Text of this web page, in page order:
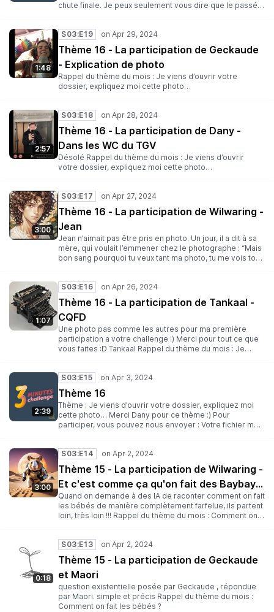
chute finale. Je peux seulement vous dire que le passé
dossier, expliquez moi cette photo…
1:48
S03:E19
Thème 16 - La participation de Geckaude
- Explication de photo
Rappel du thème du mois : Je viens d’ouvrir votre
dossier, expliquez moi cette photo…
2:57
S03:E18
Thème 16 - La participation de Dany -
Dans les WC du TGV
Désolé Rappel du thème du mois : Je viens d’ouvrir
votre dossier, expliquez moi cette photo…
3:00
S03:E17
Thème 16 - La participation de Wilwaring -
Jean
Jean n’aimait pas être pris en photo. Un jour, il a dit à sa
mère, qui voulait l’emmener chez le photographe : “Mais
bon sang pourquoi tu veux tant ma photo, tu me vois tous
vignette et qui a participé au choix de la vignette finale.
“C’était notre petit Prince.”, elle m’a dit. Aujourd’hui il
aurait eu 64 ans. Rappel du thème du mois : Je viens
d’ouvrir votre dossier, expliquez moi cette photo…
1:07
S03:E16
Thème 16 - La participation de Tankaal -
CQFD
Une photo pas comme les autres pour ma première
participation a votre challenge :) Merci pour tout ce que
vous faites :D Tankaal Rappel du thème du mois : Je
2:39
S03:E15
Thème 16
Thème : Je viens d’ouvrir votre dossier, expliquez moi
cette photo… Merci Dany pour ce thème :) Pour
participer, vous pouvez nous envoyer : Votre fichier mp3
Un thème pour un prochain challenge (facultatif) Envoyez
le tout à l’adresse suivante :
3minutes@lesantipods.studio Date limite : 24 avril
Rejoignez-nous : Sur Discord Sur Twitter Sur Mastodon
Sur Twitch Des bisous ! Clegot, Yop et Dan
3:00
S03:E14
Thème 15 - La participation de Wilwaring -
Et c'est comme ça qu'on fait des Baybays
les mexx !
Quand on demande à des IA de raconter comment on fait
les bébés de manière complètement farfelue, ils partent
loin, très loin !!! Rappel du thème du mois : Comment on
0:18
S03:E13
Thème 15 - La participation de Geckaude
et Maori
question existentielle posée par Geckaude , répondue
par Maori. simple et précis Rappel du thème du mois :
Comment on fait les bébés ?